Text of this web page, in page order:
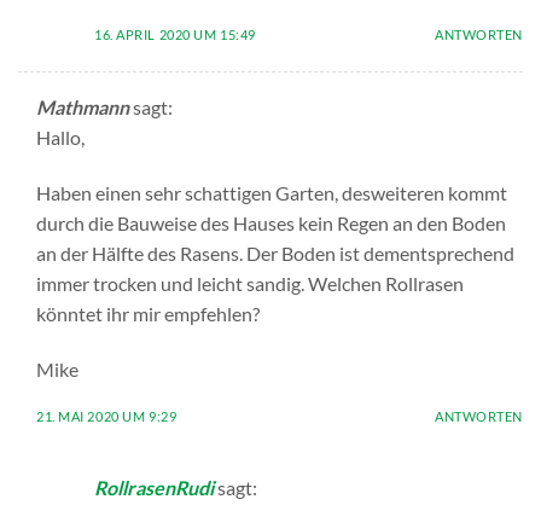
16. APRIL 2020 UM 15:49 ANTWORTEN
Mathmannsagt:
Hallo,
Haben einen sehr schattigen Garten, desweiteren kommt
durch die Bauweise des Hauses kein Regen an den Boden
an der Hälfte des Rasens. Der Boden ist dementsprechend
immer trocken und leicht sandig. Welchen Rollrasen
könntet ihr mir empfehlen?
Mike
21. MAI 2020 UM 9:29 ANTWORTEN
RollrasenRudisagt: